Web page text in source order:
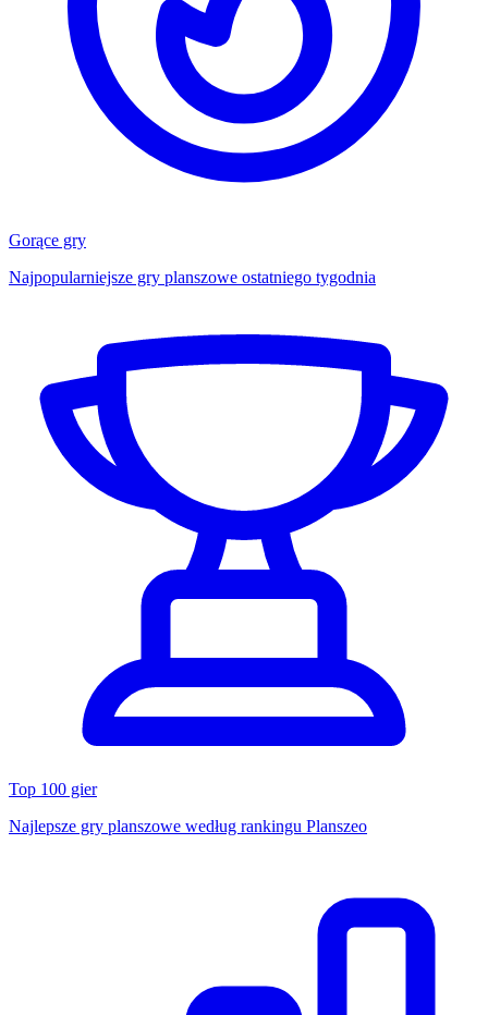
Gorące gry
Najpopularniejsze gry planszowe ostatniego tygodnia
Top 100 gier
Najlepsze gry planszowe według rankingu Planszeo